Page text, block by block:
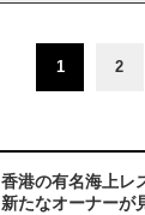
1 2
香港の有名海上レ
新たなオーナーが